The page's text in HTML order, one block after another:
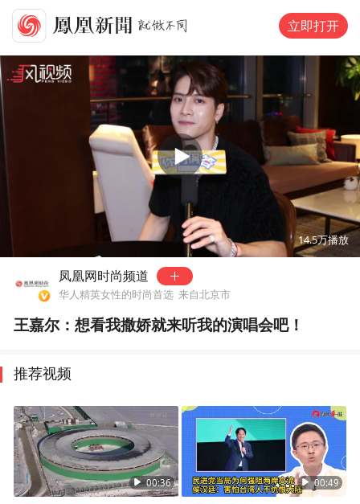
立即打开
00:00 07:08
14.5万播放
凤凰网时尚频道
华人精英女性的时尚首选 来自北京市
王嘉尔：想看我撒娇就来听我的演唱会吧！
推荐视频
00:36 00:49